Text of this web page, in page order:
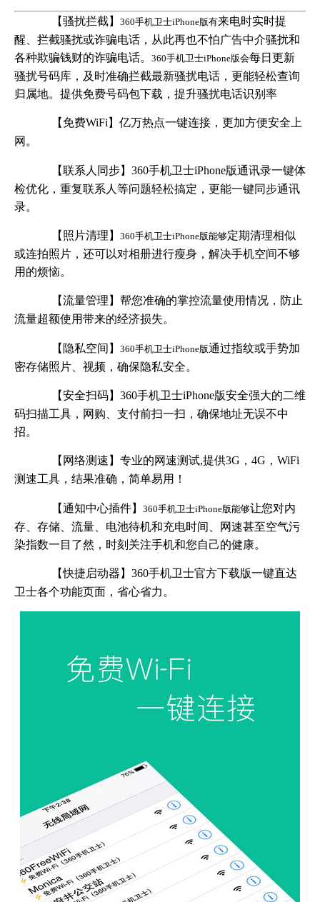
【骚扰拦截】 360手机卫士iPhone版有来电时实时提
醒、拦截骚扰或诈骗电话，从此再也不怕广告中介骚扰和
各种欺骗钱财的诈骗电话。 360手机卫士iPhone版会每日更新
骚扰号码库，及时准确拦截最新骚扰电话，更能轻松查询
归属地。提供免费号码包下载，提升骚扰电话识别率
【免费WiFi】亿万热点一键连接，更加方便安全上
网。
【联系人同步】 360手机卫士iPhone版通讯录一键体
检优化，重复联系人等问题轻松搞定，更能一键同步通讯
录。
【照片清理】 360手机卫士iPhone版能够定期清理相似
或连拍照片，还可以对相册进行瘦身，解决手机空间不够
用的烦恼。
【流量管理】帮您准确的掌控流量使用情况，防止
流量超额使用带来的经济损失。
【隐私空间】 360手机卫士iPhone版通过指纹或手势加
密存储照片、视频，确保隐私安全。
【安全扫码】 360手机卫士iPhone版安全强大的二维
码扫描工具，网购、支付前扫一扫，确保地址无误不中
招。
【网络测速】专业的网速测试,提供3G，4G，WiFi
测速工具，结果准确，简单易用！
【通知中心插件】 360手机卫士iPhone版能够让您对内
存、存储、流量、电池待机和充电时间、网速甚至空气污
染指数一目了然，时刻关注手机和您自己的健康。
【快捷启动器】 360手机卫士官方下载版一键直达
卫士各个功能页面，省心省力。